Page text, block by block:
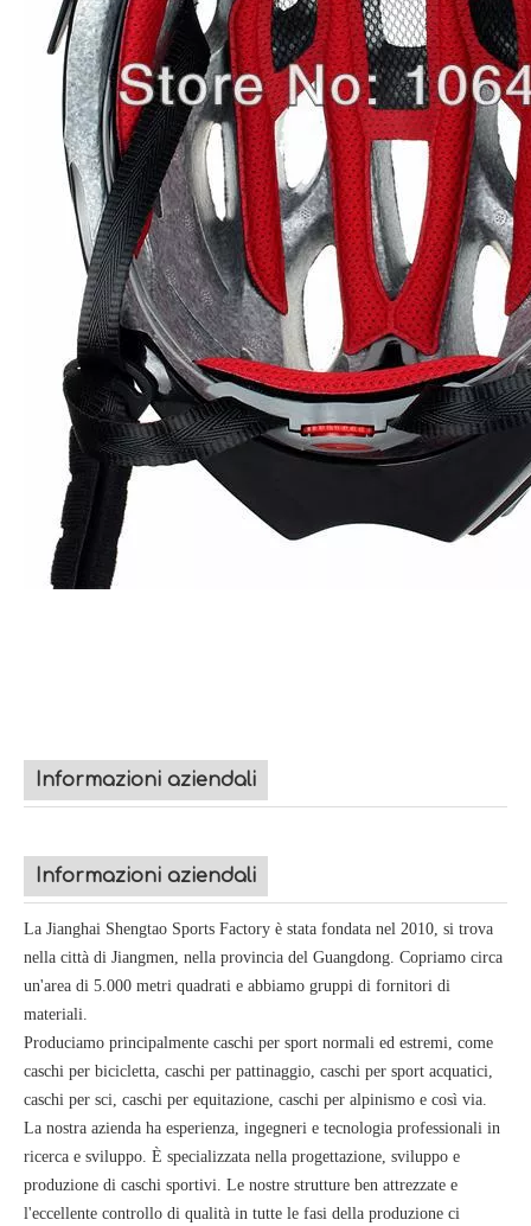
Informazioni aziendali
Informazioni aziendali
La Jianghai Shengtao Sports Factory è stata fondata nel 2010, si trova
nella città di Jiangmen, nella provincia del Guangdong. Copriamo circa
un'area di 5.000 metri quadrati e abbiamo gruppi di fornitori di
materiali.
Produciamo principalmente caschi per sport normali ed estremi, come
caschi per bicicletta, caschi per pattinaggio, caschi per sport acquatici,
caschi per sci, caschi per equitazione, caschi per alpinismo e così via.
La nostra azienda ha esperienza, ingegneri e tecnologia professionali in
ricerca e sviluppo. È specializzata nella progettazione, sviluppo e
produzione di caschi sportivi. Le nostre strutture ben attrezzate e
l'eccellente controllo di qualità in tutte le fasi della produzione ci